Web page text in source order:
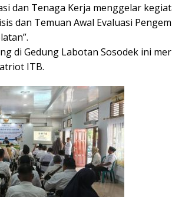
dan Tenaga Kerja menggelar
dan Temuan Awal Evaluasi
di Gedung Labotan Sosodek ini
ITB.